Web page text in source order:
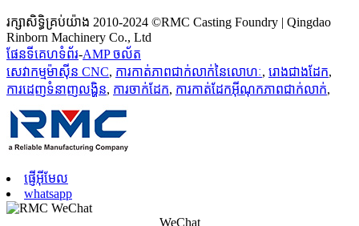
រក្សាសិទ្ធិគ្រប់យ៉ាង 2010-2024 ©RMC Casting Foundry | Qingdao
Rinborn Machinery Co., Ltd
ផែនទីគេហទំព័រ-AMP ចល័ត
សេវាកម្មម៉ាស៊ីន CNC, ការកាត់ភាពជាក់លាក់នៃលោហៈ, រោងជាងដែក,
ការដេញទំនាញលង្ហិន, ការចាក់ដែក, ការកាត់ដែកអ៊ីណុកភាពជាក់លាក់,
ផ្ញើអ៊ីមែល
whatsapp
WeChat